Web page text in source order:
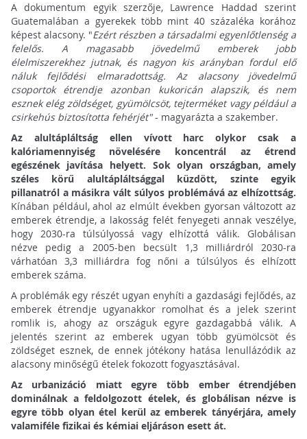
A dokumentum egyik szerzője, Lawrence Haddad szerint
Guatemalában a gyerekek több mint 40 százaléka korához
képest alacsony. "Ezért részben a társadalmi egyenlőtlenség a
felelős. A magasabb jövedelmű emberek jobb
élelmiszerekhez jutnak, és nagyon kis arányban fordul elő
náluk fejlődési elmaradottság. Az alacsony jövedelmű
csoportok étrendje azonban kukoricán alapszik, és nem
esznek elég zöldséget, gyümölcsöt, tejterméket vagy például a
csirkehús biztosította fehérjét"- magyarázta a szakember.
Az alultápláltság ellen vívott harc olykor csak a
kalóriamennyiség növelésére koncentrál az étrend
egészének javítása helyett. Sok olyan országban, amely
széles körű alultápláltsággal küzdött, szinte egyik
pillanatról a másikra vált súlyos problémává az elhízottság.
Kínában például, ahol az elmúlt években gyorsan változott az
emberek étrendje, a lakosság felét fenyegeti annak veszélye,
hogy 2030-ra túlsúlyossá vagy elhízottá válik. Globálisan
nézve pedig a 2005-ben becsült 1,3 milliárdról 2030-ra
várhatóan 3,3 milliárdra fog nőni a túlsúlyos és elhízott
emberek száma.
A problémák egy részét ugyan enyhíti a gazdasági fejlődés, az
emberek étrendje ugyanakkor romolhat és a jelek szerint
romlik is, ahogy az országuk egyre gazdagabbá válik. A
jelentés szerint az emberek ugyan több gyümölcsöt és
zöldséget esznek, de ennek jótékony hatása lenullázódik az
alacsony minőségű ételek fokozott fogyasztásával.
Az urbanizáció miatt egyre több ember étrendjében
dominálnak a feldolgozott ételek, és globálisan nézve is
egyre több olyan étel kerül az emberek tányérjára, amely
valamiféle fizikai és kémiai eljáráson esett át.